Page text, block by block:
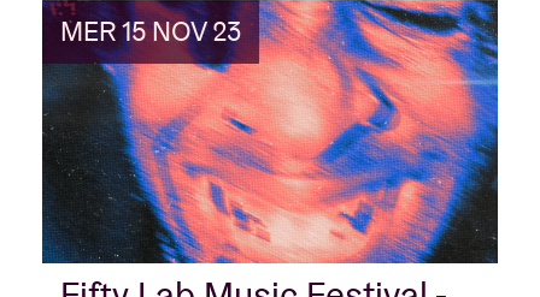
MER 15 NOV 23